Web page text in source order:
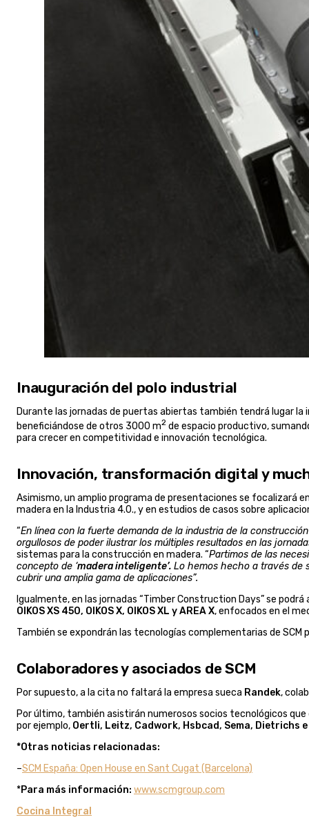
Inauguración del polo industrial
Durante las jornadas de puertas abiertas también tendrá lugar la
beneficiándose de otros 3000 m2 de espacio productivo,
para crecer en competitividad e innovación tecnológica.
Innovación, transformación digital y
Asimismo, un amplio programa de presentaciones se focalizará
madera en la Industria 4.0., y en estudios de casos sobre
“En línea con la fuerte demanda de la industria de la
orgullosos de poder ilustrar los múltiples resultados en las
sistemas para la construcción en madera. “Partimos de las
concepto de ‘madera inteligente’. Lo hemos hecho a través de
cubrir una amplia gama de aplicaciones”.
Igualmente, en las jornadas “Timber Construction Days” se
OIKOS XS 450, OIKOS X, OIKOS XL y AREA X, enfocados en el
También se expondrán las tecnologías complementarias de SCM
Colaboradores y asociados de SCM
Por supuesto, a la cita no faltará la empresa sueca Randek,
Por último, también asistirán numerosos socios tecnológicos
por ejemplo, Oertli, Leitz, Cadwork, Hsbcad, Sema, Dietrichs
*Otras noticias relacionadas:
–SCM España: Open House en Sant Cugat (Barcelona)
*Para más información: www.scmgroup.com
Cocina Integral